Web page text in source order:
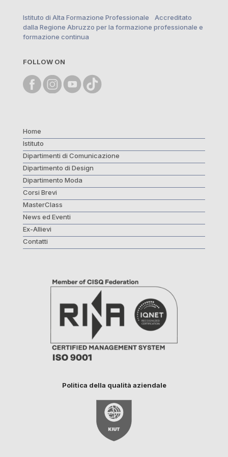
Istituto di Alta Formazione Professionale Accreditato
dalla Regione Abruzzo per la formazione professionale e
formazione continua
FOLLOW ON
Home
Istituto
Dipartimenti di Comunicazione
Dipartimento di Design
Dipartimento Moda
Corsi Brevi
MasterClass
News ed Eventi
Ex-Allievi
Contatti
Politica della qualità aziendale